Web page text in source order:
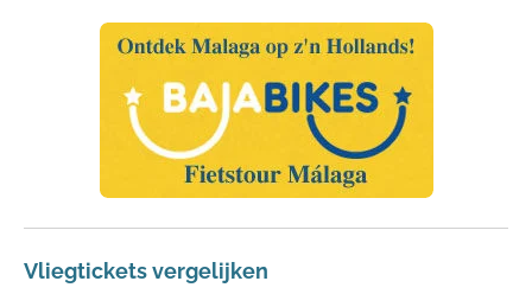
Vliegtickets vergelijken